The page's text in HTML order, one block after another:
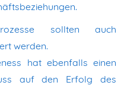
sollten auch
werden.
hat ebenfalls einen
auf den Erfolg des